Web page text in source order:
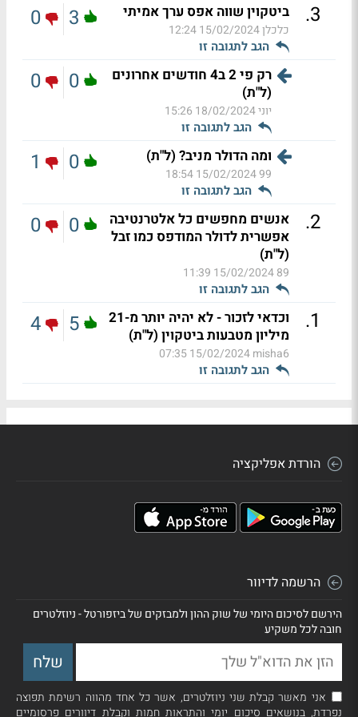
3
. ביטקוין שווה אפס ערך אמיתי
כלכלן15/02/2024 12:24
הגב לתגובה זו
3
0
רק פי 2 ב4 חודשים אחרונים
(ל"ת)
יוני18/02/2024 15:26
הגב לתגובה זו
0
0
ומה הדולר מניב? (ל"ת)
99
15/02/2024 18:54
הגב לתגובה זו
0
1
2
.
אנשים מחפשים כל אלטרנטיבה
אפשרית לדולר המודפס כמו זבל
(ל"ת)
89
15/02/2024 11:39
הגב לתגובה זו
0
0
1
.
וכדאי לזכור - לא יהיה יותר מ-21
מיליון מטבעות ביטקוין (ל"ת)
misha6
15/02/2024 07:35
הגב לתגובה זו
5
4
הורדת אפליקציה
הרשמה לדיוור
הירשם לסיכום היומי של שוק ההון ולמבזקים של ביזפורטל - ניוזלטרים
חובה לכל משקיע
אני מאשר קבלת שני ניוזלטרים, אשר כל אחד מהווה רשימת תפוצה
נפרדת, בנושאים סיכום יומי והתראות חמות וקבלת דיוורים פרסומיים